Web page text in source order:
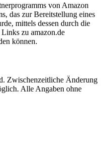
von Amazon
das zur Bereitstellung eines
mittels dessen durch die
zu amazon.de
können.
Zwischenzeitliche Änderung
Alle Angaben ohne